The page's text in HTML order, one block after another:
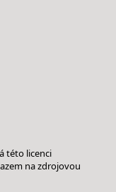
této licenci
na zdrojovou